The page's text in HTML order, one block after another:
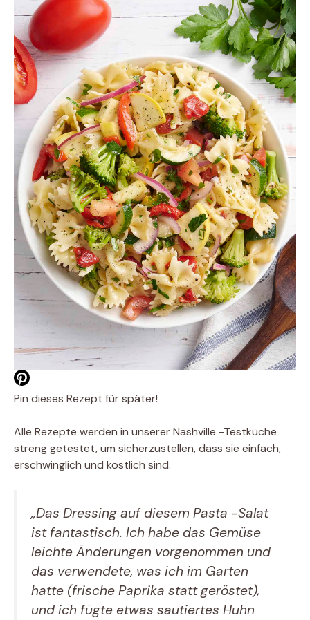
Pin dieses Rezept für später!
Alle Rezepte werden in unserer Nashville -Testküche
streng getestet, um sicherzustellen, dass sie einfach,
erschwinglich und köstlich sind.
„Das Dressing auf diesem Pasta -Salat
ist fantastisch. Ich habe das Gemüse
leichte Änderungen vorgenommen und
das verwendete, was ich im Garten
hatte (frische Paprika statt geröstet),
und ich fügte etwas sautiertes Huhn